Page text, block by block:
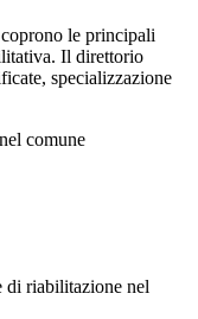
le principali
Il direttorio
specializzazione
comune
di riabilitazione nel